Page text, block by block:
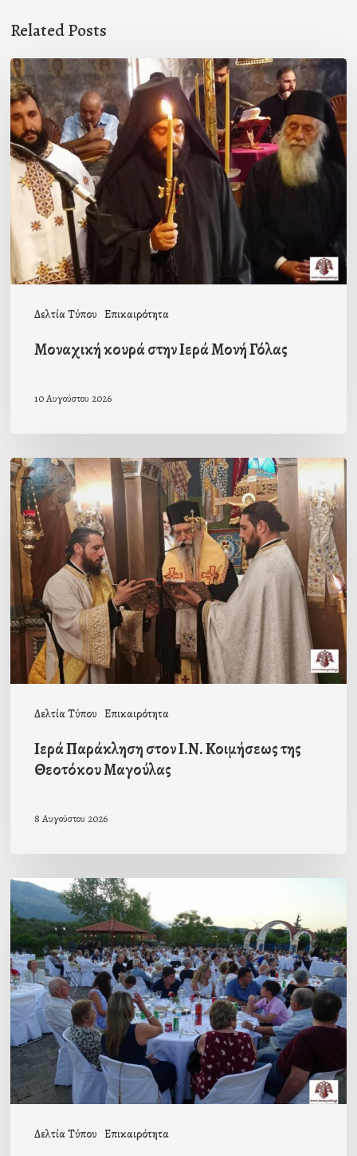
Related Posts
Δελτία Τύπου Επικαιρότητα
Μοναχική
κουρά
στην
Ιερά
Μονή
Γόλας
Μοναχική κουρά στην Ιερά Μονή Γόλας
10 Αυγούστου 2026
Δελτία Τύπου Επικαιρότητα
Ιερά
Παράκληση
στον
Ι.Ν.
Κοιμήσεως
της
Θεοτόκου
Μαγούλας
Ιερά Παράκληση στον Ι.Ν. Κοιμήσεως της
Θεοτόκου Μαγούλας
8 Αυγούστου 2026
Δελτία Τύπου Επικαιρότητα
Πρόσκληση
προς
τους
Ομογενείς
μας